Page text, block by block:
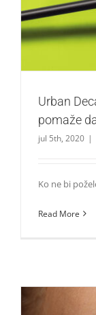
Urban
pomaže
jul 5th, 2020 |
Ko ne bi
Read More